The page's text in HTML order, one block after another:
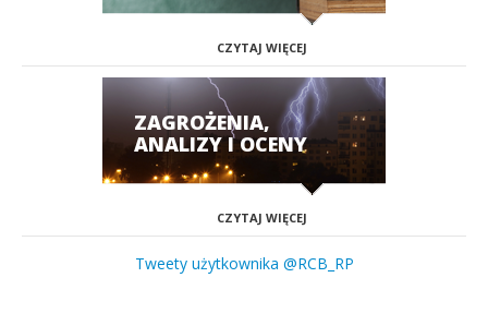
CZYTAJ WIĘCEJ
ZAGROŻENIA,
ANALIZY I OCENY
CZYTAJ WIĘCEJ
Tweety użytkownika @RCB_RP